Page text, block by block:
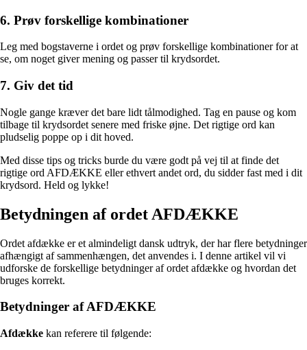
6. Prøv forskellige kombinationer
Leg med bogstaverne i ordet og prøv forskellige kombinationer for at
se, om noget giver mening og passer til krydsordet.
7. Giv det tid
Nogle gange kræver det bare lidt tålmodighed. Tag en pause og kom
tilbage til krydsordet senere med friske øjne. Det rigtige ord kan
pludselig poppe op i dit hoved.
Med disse tips og tricks burde du være godt på vej til at finde det
rigtige ord AFDÆKKE eller ethvert andet ord, du sidder fast med i dit
krydsord. Held og lykke!
Betydningen af ordet AFDÆKKE
Ordet afdække er et almindeligt dansk udtryk, der har flere betydninger
afhængigt af sammenhængen, det anvendes i. I denne artikel vil vi
udforske de forskellige betydninger af ordet afdække og hvordan det
bruges korrekt.
Betydninger af AFDÆKKE
Afdække kan referere til følgende: